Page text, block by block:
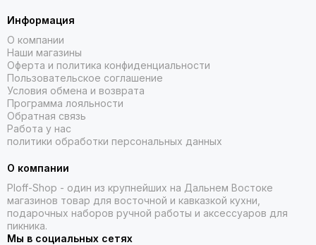
Информация
О компании
Наши магазины
Оферта и политика конфиденциальности
Пользовательское соглашение
Условия обмена и возврата
Программа лояльности
Обратная связь
Работа у нас
политики обработки персональных данных
О компании
Ploff-Shop - один из крупнейших на Дальнем Востоке
магазинов товар для восточной и кавказкой кухни,
подарочных наборов ручной работы и аксессуаров для
пикника.
Мы в социальных сетях